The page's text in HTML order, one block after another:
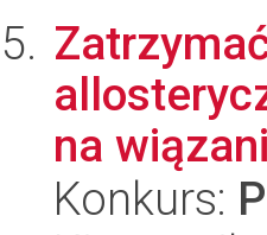
na
Konkurs: